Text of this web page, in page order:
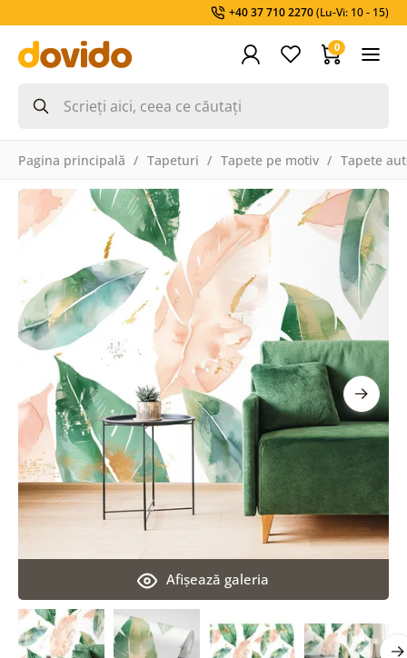
+40 37 710 2270(Lu-Vi: 10 - 15)
0
Pagina principală Tapeturi Tapete pe motiv Tapete
Afişează galeria